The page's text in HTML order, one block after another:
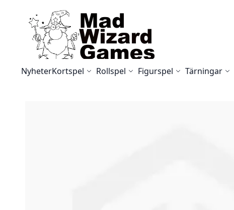
Skip to Content
NyheterKortspel Rollspel Figurspel Tärningar